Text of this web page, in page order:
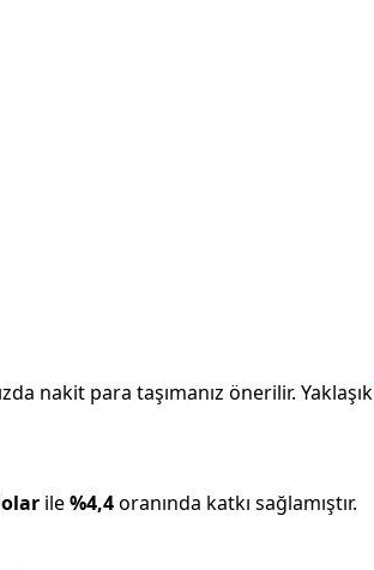
nakit para taşımanız önerilir. Yaklaşık
ile%4,4oranında katkı sağlamıştır.